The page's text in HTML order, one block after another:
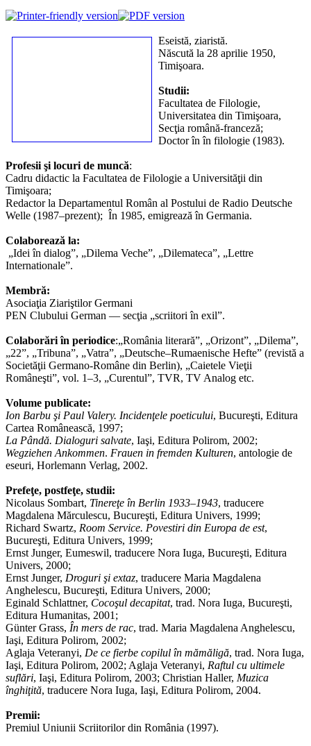
Eseistă, ziaristă.
Născută la 28 aprilie 1950,
Timişoara.
Studii:
Facultatea de Filologie,
Universitatea din Timişoara,
Secţia română-franceză;
Doctor în în filologie (1983).
Profesii şi locuri de muncă:
Cadru didactic la Facultatea de Filologie a Universităţii din
Timişoara;
Redactor la Departamentul Român al Postului de Radio Deutsche
Welle (1987–prezent); În 1985, emigrează în Germania.
Colaborează la:
„Idei în dialog”, „Dilema Veche”, „Dilemateca”, „Lettre
Internationale”.
Membră:
Asociaţia Ziariştilor Germani
PEN Clubului German — secţia „scriitori în exil”.
Colaborări în periodice:„România literară”, „Orizont”, „Dilema”,
„22”, „Tribuna”, „Vatra”, „Deutsche–Rumaenische Hefte” (revistă a
Societăţii Germano-Române din Berlin), „Caietele Vieţii
Româneşti”, vol. 1–3, „Curentul”, TVR, TV Analog etc.
Volume publicate:
Ion Barbu şi Paul Valery. Incidenţele poeticului, Bucureşti, Editura
Cartea Românească, 1997;
La Pândă. Dialoguri salvate, Iaşi, Editura Polirom, 2002;
Wegziehen Ankommen. Frauen in fremden Kulturen, antologie de
eseuri, Horlemann Verlag, 2002.
Prefeţe, postfeţe, studii:
Nicolaus Sombart, Tinereţe în Berlin 1933–1943, traducere
Magdalena Mărculescu, Bucureşti, Editura Univers, 1999;
Richard Swartz, Room Service. Povestiri din Europa de est,
Bucureşti, Editura Univers, 1999;
Ernst Junger, Eumeswil, traducere Nora Iuga, Bucureşti, Editura
Univers, 2000;
Ernst Junger, Droguri şi extaz, traducere Maria Magdalena
Anghelescu, Bucureşti, Editura Univers, 2000;
Eginald Schlattner, Cocoşul decapitat, trad. Nora Iuga, Bucureşti,
Editura Humanitas, 2001;
Günter Grass, În mers de rac, trad. Maria Magdalena Anghelescu,
Iaşi, Editura Polirom, 2002;
Aglaja Veteranyi, De ce fierbe copilul în mămăligă, trad. Nora Iuga,
Iaşi, Editura Polirom, 2002; Aglaja Veteranyi, Raftul cu ultimele
suflări, Iaşi, Editura Polirom, 2003; Christian Haller, Muzica
înghiţită, traducere Nora Iuga, Iaşi, Editura Polirom, 2004.
Premii:
Premiul Uniunii Scriitorilor din România (1997).